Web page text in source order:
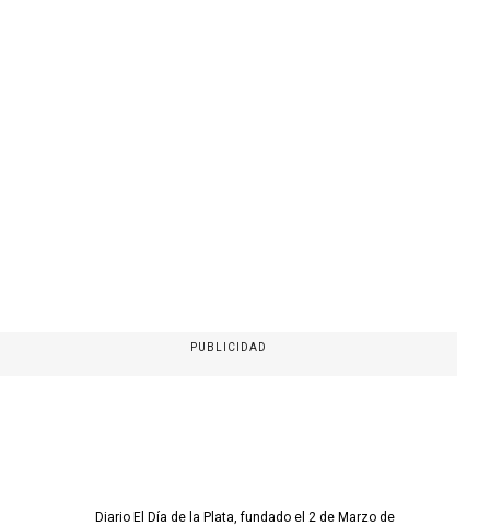
PUBLICIDAD
Diario El Día de la Plata, fundado el 2 de Marzo de